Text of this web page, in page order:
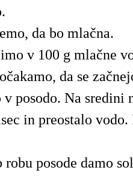
da bo mlačna.
v 100 g mlačne
da se
v posodo. Na
in preostalo
robu posode damo